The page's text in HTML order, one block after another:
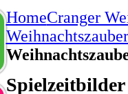
HomeCranger